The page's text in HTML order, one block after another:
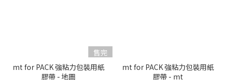
售完
mt for PACK 強粘力包裝用紙
膠帶 - 地圖
mt for PACK 強粘力包裝用紙
膠帶 - mt